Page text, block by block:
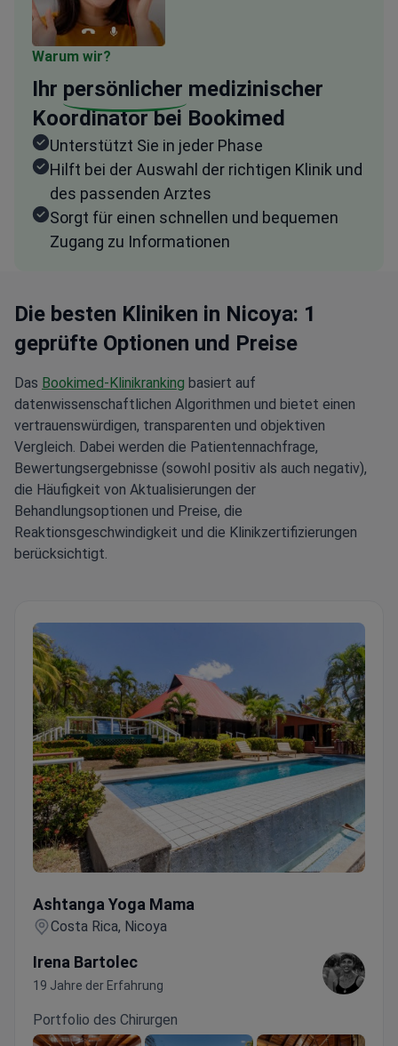
Warum wir?
Ihr persönlicher medizinischer
Koordinator bei Bookimed
Unterstützt Sie in jeder Phase
Hilft bei der Auswahl der richtigen Klinik und
des passenden Arztes
Sorgt für einen schnellen und bequemen
Zugang zu Informationen
Die besten Kliniken in Nicoya: 1
geprüfte Optionen und Preise
Das Bookimed-Klinikranking basiert auf
datenwissenschaftlichen Algorithmen und bietet einen
vertrauenswürdigen, transparenten und objektiven
Vergleich. Dabei werden die Patientennachfrage,
Bewertungsergebnisse (sowohl positiv als auch negativ),
die Häufigkeit von Aktualisierungen der
Behandlungsoptionen und Preise, die
Reaktionsgeschwindigkeit und die Klinikzertifizierungen
berücksichtigt.
Ashtanga Yoga Mama
Costa Rica, Nicoya
Irena Bartolec
19 Jahre der Erfahrung
Portfolio des Chirurgen